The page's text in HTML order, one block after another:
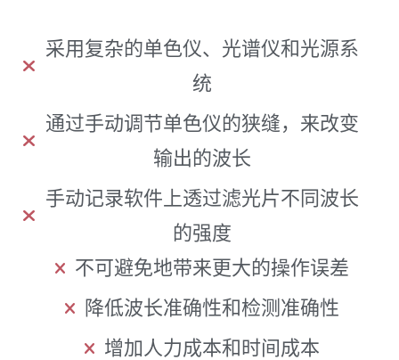
采用复杂的单色仪、光谱仪和光源系
统
通过手动调节单色仪的狭缝，来改变
输出的波长
手动记录软件上透过滤光片不同波长
的强度
不可避免地带来更大的操作误差
降低波长准确性和检测准确性
增加人力成本和时间成本